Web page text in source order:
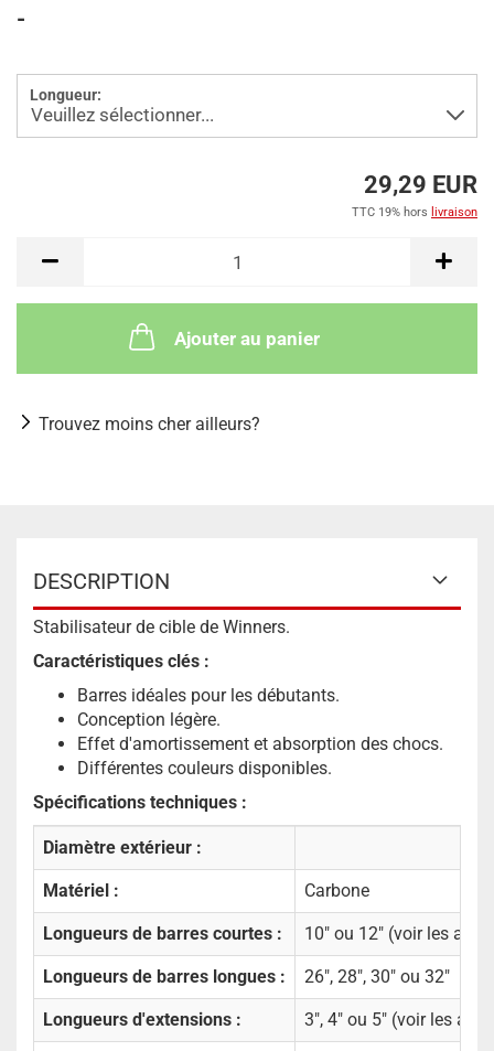
-
Longueur:
29,29 EUR
TTC 19% hors livraison
Ajouter au panier
Trouvez moins cher ailleurs?
DESCRIPTION
Stabilisateur de cible de Winners.
Caractéristiques clés :
Barres idéales pour les débutants.
Conception légère.
Effet d'amortissement et absorption des chocs.
Différentes couleurs disponibles.
Spécifications techniques :
Diamètre extérieur :
Matériel : Carbone
Longueurs de barres courtes : 10" ou 12" (voir les
Longueurs de barres longues : 26", 28", 30" ou 32"
Longueurs d'extensions : 3", 4" ou 5" (voir les